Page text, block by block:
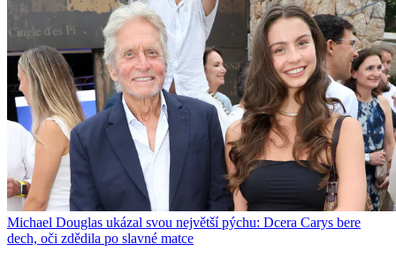
Michael Douglas ukázal svou největší pýchu: Dcera Carys bere
dech, oči zdědila po slavné matce